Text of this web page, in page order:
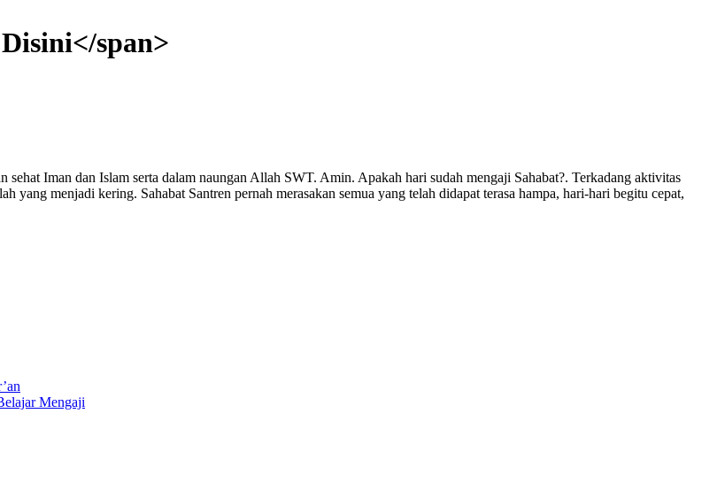
span>
Iman dan Islam serta dalam naungan Allah SWT. Amin. Apakah hari sudah mengaji Sahabat?. Terkadang aktivitas
menjadi kering. Sahabat Santren pernah merasakan semua yang telah didapat terasa hampa, hari-hari begitu cepat,
Mengaji